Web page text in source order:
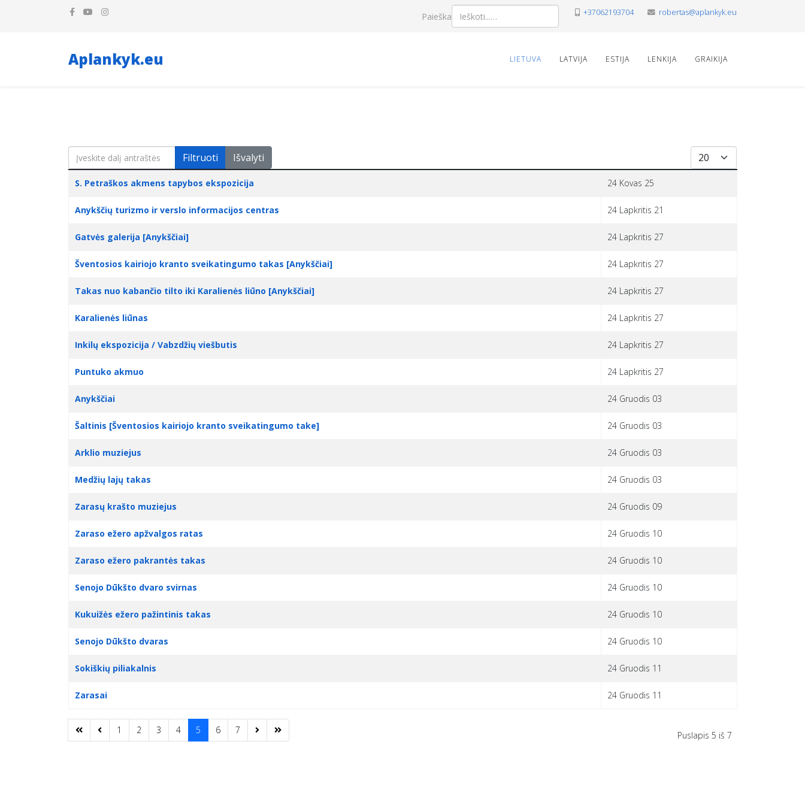
Paieška +37062193704 robertas@aplankyk.eu
Aplankyk.eu LIETUVA LATVIJA ESTIJA LENKIJA GRAIKIJA
Įveskite dalį antraštės Filtruoti Išvalyti Rodyti po
Pavadinimas Sukūrimo data
S. Petraškos akmens tapybos ekspozicija 24 Kovas 25
Anykščių turizmo ir verslo informacijos centras 24 Lapkritis 21
Gatvės galerija [Anykščiai] 24 Lapkritis 27
Šventosios kairiojo kranto sveikatingumo takas [Anykščiai] 24 Lapkritis 27
Takas nuo kabančio tilto iki Karalienės liūno [Anykščiai] 24 Lapkritis 27
Karalienės liūnas 24 Lapkritis 27
Inkilų ekspozicija / Vabzdžių viešbutis 24 Lapkritis 27
Puntuko akmuo 24 Lapkritis 27
Anykščiai 24 Gruodis 03
Šaltinis [Šventosios kairiojo kranto sveikatingumo take] 24 Gruodis 03
Arklio muziejus 24 Gruodis 03
Medžių lajų takas 24 Gruodis 03
Zarasų krašto muziejus 24 Gruodis 09
Zaraso ežero apžvalgos ratas 24 Gruodis 10
Zaraso ežero pakrantės takas 24 Gruodis 10
Senojo Dūkšto dvaro svirnas 24 Gruodis 10
Kukuižės ežero pažintinis takas 24 Gruodis 10
Senojo Dūkšto dvaras 24 Gruodis 10
Sokiškių piliakalnis 24 Gruodis 11
Zarasai 24 Gruodis 11
Puslapis 5 iš 7
1 2 3 4 5 6 7